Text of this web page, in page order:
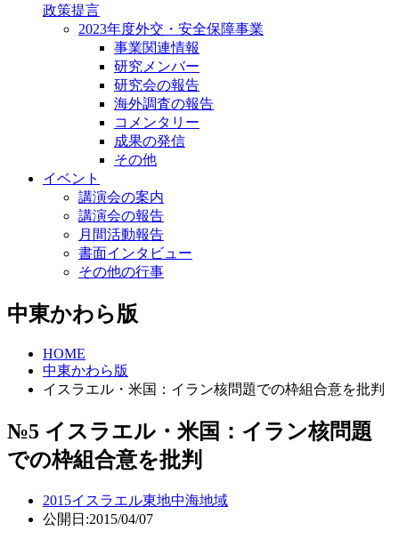
政策提言
2023年度外交・安全保障事業
事業関連情報
研究メンバー
研究会の報告
海外調査の報告
コメンタリー
成果の発信
その他
イベント
講演会の案内
講演会の報告
月間活動報告
書面インタビュー
その他の行事
中東かわら版
HOME
中東かわら版
イスラエル・米国：イラン核問題での枠組合意を批判
№5 イスラエル・米国：イラン核問題
での枠組合意を批判
2015イスラエル東地中海地域
公開日:2015/04/07